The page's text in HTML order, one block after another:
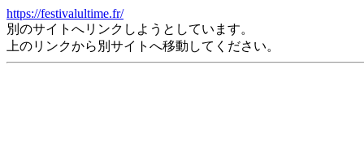
https://festivalultime.fr/
別のサイトへリンクしようとしています。
上のリンクから別サイトへ移動してください。